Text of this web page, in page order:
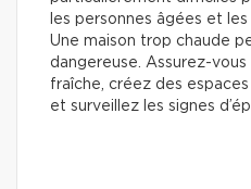
les personnes âgées et
Une maison trop chaude
dangereuse. Assurez-vous
fraîche, créez des
et surveillez les signes